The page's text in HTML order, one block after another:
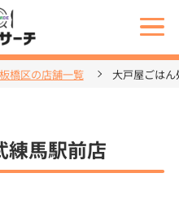
板橋区の店舗一覧 大戸屋ごは
練馬駅前店